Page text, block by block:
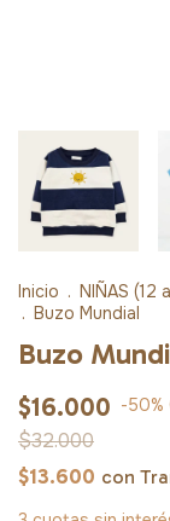
Inicio . NIÑAS (12
. Buzo Mundial
Buzo
$16.000 -50%
$32.000
$13.600 con